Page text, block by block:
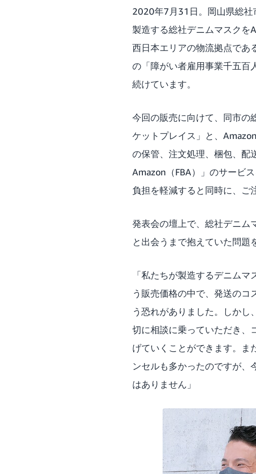
2020年7月31日。岡山県総社
製造する総社デニムマスク を
西日本エリアの物流拠点であ
の「障がい者雇用事業千五百
続けています。
今回の販売に向けて、同市の
ケットプレイス」と、
の保管、注文処理、梱包、配
Amazon（FBA）」のサービ
負担を軽減すると同時に、ご
発表会の壇上で、総社デニム
と出会うまで抱えていた問題
「私たちが製造するデニム
う販売価格の中で、発送のコ
う恐れがありました。しかし
切に相談に乗っていただき、
げていくことができます。ま
ンセルも多かったのですが、
はありません」